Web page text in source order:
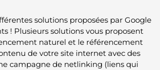
solutions proposées par Google
! Plusieurs solutions vous proposent
naturel et le référencement
de votre site internet avec des
campagne de netlinking (liens qui